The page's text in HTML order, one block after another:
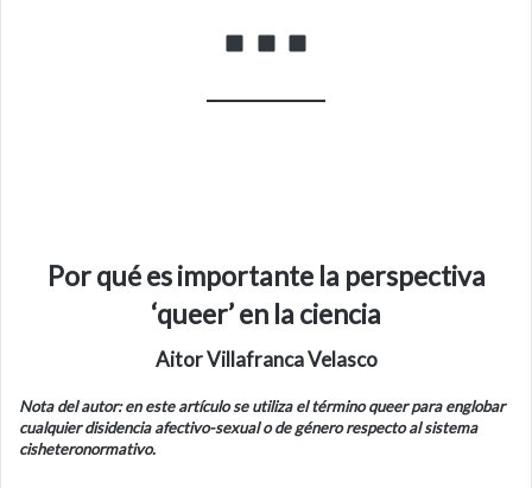
Por qué es importante la perspectiva
‘queer’ en la ciencia
Aitor Villafranca Velasco
Nota del autor: en este artículo se utiliza el término queer para englobar
cualquier disidencia afectivo-sexual o de género respecto al sistema
cisheteronormativo.